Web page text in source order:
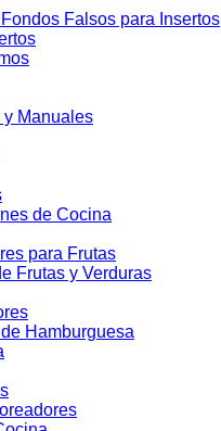
Falsos para Insertos
Manuales
de Cocina
para Frutas
Frutas y Verduras
Hamburguesa